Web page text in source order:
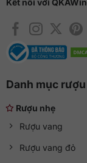
Kết nối với
Danh mục
Rượu nhẹ
Rượu vang
Rượu vang đỏ